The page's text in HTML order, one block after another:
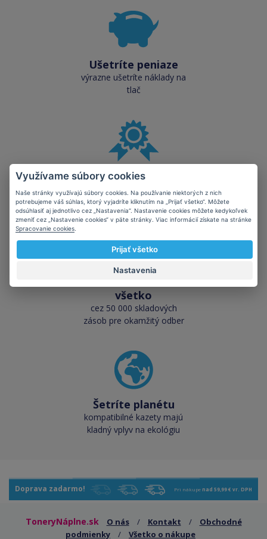
Ušetríte peniaze
výrazne ušetríte náklady na
tlač
Vysoká kvalita
originálnymi náplňami
všetko
cez 50 000 skladových
zásob pre okamžitý odber
Šetríte planétu
kompatibilné kazety majú
kladný vplyv na ekológiu
Doprava zadarmo! Pri nákupe nad 59,99 € vr. DPH
ToneryNáplne.sk O nás / Kontakt /
Obchodné
podmienky
/ Všetko o nákupe
Využívame súbory cookies
Naše stránky využívajú súbory cookies. Na používanie niektorých z nich
potrebujeme váš súhlas, ktorý vyjadríte kliknutím na „Prijať všetko“. Môžete
odsúhlasiť aj jednotlivo cez „Nastavenia“. Nastavenie cookies môžete kedykoľvek
zmeniť cez „Nastavenie cookies“ v päte stránky. Viac informácií získate na stránke
Spracovanie cookies
Prijať všetko
Nastavenia